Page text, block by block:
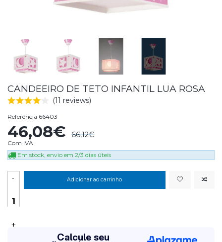
CANDEEIRO DE TETO INFANTIL LUA ROSA
(11 reviews)
Referência 66403
46,08€ 66,12€
Com IVA
Em stock, envio em 2/3 dias úteis
-
+
Adicionar ao carrinho